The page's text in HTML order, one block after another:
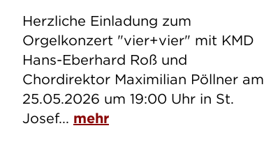
Herzliche Einladung zum
Orgelkonzert "vier+vier" mit KMD
Hans-Eberhard Roß und
Chordirektor Maximilian Pöllner am
25.05.2026 um 19:00 Uhr in St.
Josef... mehr